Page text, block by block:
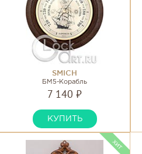
SMICH
БМ5-Корабль
7 140 ₽
КУПИТЬ